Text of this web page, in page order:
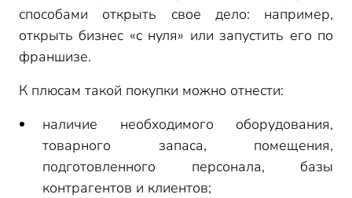
Необходимая сумма и источник денег на покупку
готового бизнеса
Социальный контракт на покупку бизнеса
Как оформить покупку готового бизнеса
Способы продажи бизнеса организации
Продажа только активов (имущества и
имущественных прав)
Продажа доли в обществе или пакета акций
способами открыть свое дело: например,
открыть бизнес «с нуля» или запустить его по
франшизе.
К плюсам такой покупки можно отнести:
наличие необходимого оборудования,
товарного запаса, помещения,
подготовленного персонала, базы
контрагентов и клиентов;